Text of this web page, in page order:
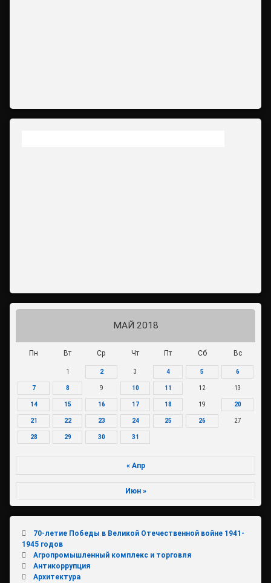
МАЙ 2018
Пн Вт Ср Чт Пт Сб Вс
1 2 3 4 5 6
7 8 9 10 11 12 13
14 15 16 17 18 19 20
21 22 23 24 25 26 27
28 29 30 31
« Апр
Июн »
70-летие Победы в Великой Отечественной войне 1941-
1945 годов
Агропромышленный комплекс и торговля
Антикоррупция
Архитектура